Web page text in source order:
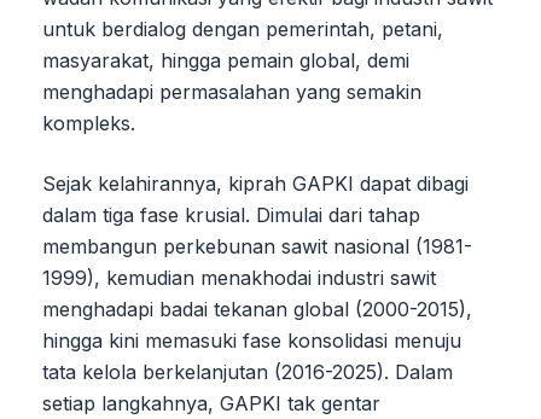
untuk berdialog dengan pemerintah, petani,
masyarakat, hingga pemain global, demi
menghadapi permasalahan yang semakin
kompleks.
Sejak kelahirannya, kiprah GAPKI dapat dibagi
dalam tiga fase krusial. Dimulai dari tahap
membangun perkebunan sawit nasional (1981-
1999), kemudian menakhodai industri sawit
menghadapi badai tekanan global (2000-2015),
hingga kini memasuki fase konsolidasi menuju
tata kelola berkelanjutan (2016-2025). Dalam
setiap langkahnya, GAPKI tak gentar